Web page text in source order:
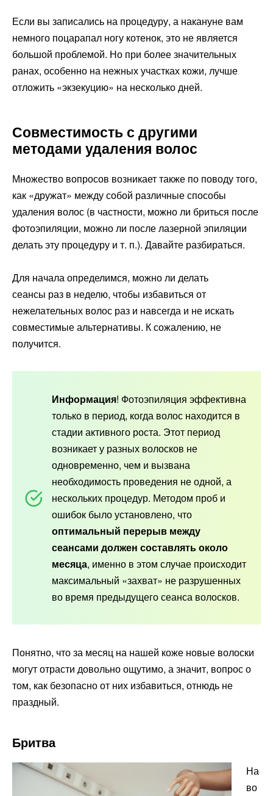
Если вы записались на процедуру, а накануне вам
немного поцарапал ногу котенок, это не является
большой проблемой. Но при более значительных
ранах, особенно на нежных участках кожи, лучше
отложить «экзекуцию» на несколько дней.
Совместимость с другими
методами удаления волос
Множество вопросов возникает также по поводу того,
как «дружат» между собой различные способы
удаления волос (в частности, можно ли бриться после
фотоэпиляции, можно ли после лазерной эпиляции
делать эту процедуру и т. п.). Давайте разбираться.
Для начала определимся, можно ли делать
сеансы раз в неделю, чтобы избавиться от
нежелательных волос раз и навсегда и не искать
совместимые альтернативы. К сожалению, не
получится.
Информация! Фотоэпиляция эффективна
только в период, когда волос находится в
стадии активного роста. Этот период
возникает у разных волосков не
одновременно, чем и вызвана
необходимость проведения не одной, а
нескольких процедур. Методом проб и
ошибок было установлено, что
оптимальный перерыв между
сеансами должен составлять около
месяца, именно в этом случае происходит
максимальный «захват» не разрушенных
во время предыдущего сеанса волосков.
Понятно, что за месяц на нашей коже новые волоски
могут отрасти довольно ощутимо, а значит, вопрос о
том, как безопасно от них избавиться, отнюдь не
праздный.
Бритва
На
во